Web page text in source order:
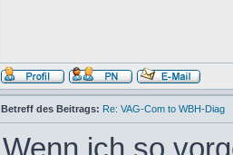
Betreff des Beitrags: Re: VAG-Com to WBH-Diag
Wenn ich so